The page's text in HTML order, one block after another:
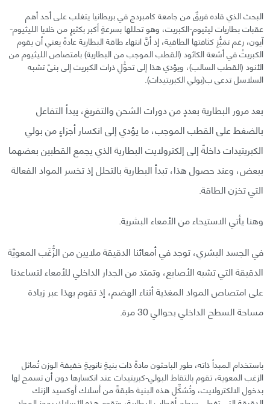
البحث الذي قاده فريقٌ من جامعة كامبردج في بريطانيا يتغلب على أحد أهم
عقبات بطاريات ليثيوم-الكبريت، وهو تحللها بسرعةٍ أكبر بكثيرٍ من خلايا الليثيوم-
آيون، رغم تمَيُّزِ كثافتها الطاقية، إذ أنَّ انتهاء طاقة البطارية عادةً يعني أن يقوم
الكبريتُ في أشعة الكاثود (القطب الموجب من البطارية) بامتصاص الليثيوم من
الأنود (القطب السالب)، ويؤدي هذا إلى تحوُّلِ ذرات الكبريت إلى بنىً تشبه
السلاسل تدعى ب(بولي الكبريتيدات).
بعد مرور البطارية بعددٍ من دورات الشحن والتفريغ، يبدأ التفاعل
بالضغط على القطب الموجب، ما يؤدي إلى انكسار أجزاءٍ من بولي
الكبريتيدات داخلةً إلى إلكترولايت البطارية الذي يجمع القطبين بعضهما
ببعض، وعند حصول هذا، تبدأ البطارية بالتحلل إذ تخسر المواد الفعالة
التي تخزن الطاقة.
وهنا يأتي الاستيحاء من الأمعاء البشرية.
في الجسد البشري، توجد في أمعائنا الدقيقة ملايين من الزُّغَب المعويَّة
الدقيقة التي تشبه الأصابع، وتمتد من الجدار الداخلي للأمعاء لتساعدنا
على امتصاص المواد المغذية أثناء الهضم، إذ تقوم بهذا عبر زيادة
مساحة السطح الداخلي بحوالي 30 مرة.
باستخدام المبدأ ذاته، طور الباحثون مادةً ذات بنيةٍ نانويةٍ خفيفة الوزن تُماثل
الزغب المعوية، تقوم بالتقاط البولي-كبريتيدات عند انكسارها دون أن تسمح لها
بدخول الالكترولايت، وتُشكِّل هذه البنية طبقةً من أسلاك أوكسيد الزنك